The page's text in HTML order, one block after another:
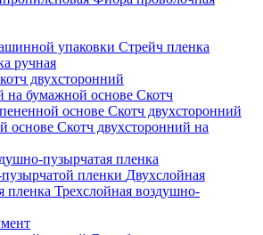
упаковки Стрейч пленка
ручная
двухсторонний
на бумажной основе Скотч
основе Скотч двухсторонний
основе Скотч двухсторонний на
пузырчатая пленка
пленки Двухслойная
пленка Трехслойная воздушно-